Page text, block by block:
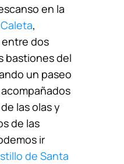
en la
,
dos
bastiones del
un paseo
las olas y
de las
ir
de Santa